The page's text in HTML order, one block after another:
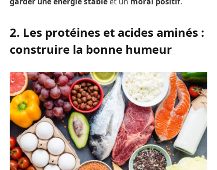
2. Les protéines et acides aminés :
construire la bonne humeur